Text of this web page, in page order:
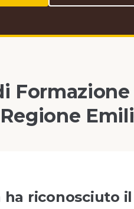
ha riconosciuto